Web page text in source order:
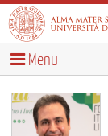
Menu